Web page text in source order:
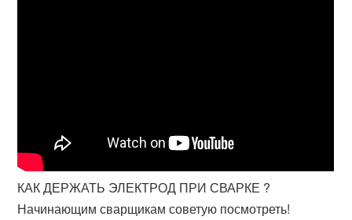
КАК ДЕРЖАТЬ ЭЛЕКТРОД ПРИ СВАРКЕ ?
Начинающим сварщикам советую посмотреть!